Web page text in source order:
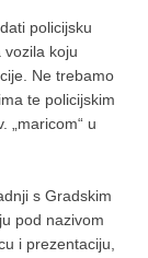
policijsku
koju
Ne trebamo
te policijskim
„maricom“ u
s Gradskim
pod nazivom
i prezentaciju,